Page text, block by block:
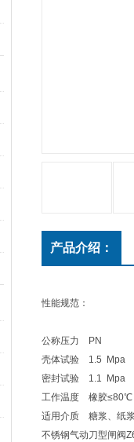
产品介绍：
性能规范：
公称压力 PN
壳体试验 1.5 Mpa
密封试验 1.1 Mpa
工作温度 橡胶
适用介质 糖浆、纸
不锈钢气动刀型闸阀